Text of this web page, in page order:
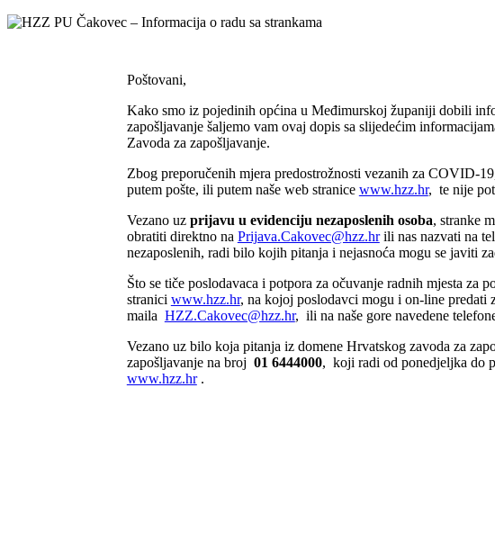
Poštovani,
Kako smo iz pojedinih općina u Međimurskoj županiji dobili
zapošljavanje šaljemo vam ovaj dopis sa slijedećim
Zavoda za zapošljavanje.
Zbog preporučenih mjera predostrožnosti vezanih za COVID-
putem pošte, ili putem naše web stranice www.hzz.hr, te nije
Vezano uz prijavu u evidenciju nezaposlenih osoba, stranke
obratiti direktno na Prijava.Cakovec@hzz.hrili nas nazvati na
nezaposlenih, radi bilo kojih pitanja i nejasnoća mogu se javiti
Što se tiče poslodavaca i potpora za očuvanje radnih mjesta
stranici www.hzz.hr, na kojoj poslodavci mogu i on-line predati
maila HZZ.Cakovec@hzz.hr, ili na naše gore navedene
Vezano uz bilo koja pitanja iz domene Hrvatskog zavoda za
zapošljavanje na broj 01 6444000, koji radi od ponedjeljka do
www.hzz.hr.